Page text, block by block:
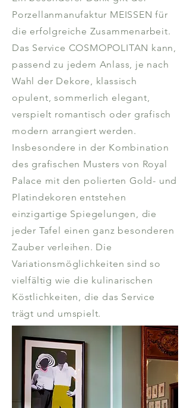
Porzellanmanufaktur MEISSEN für
die erfolgreiche Zusammenarbeit.
Das Service COSMOPOLITAN kann,
passend zu jedem Anlass, je nach
Wahl der Dekore, klassisch
opulent, sommerlich elegant,
verspielt romantisch oder grafisch
modern arrangiert werden.
Insbesondere in der Kombination
des grafischen Musters von Royal
Palace mit den polierten Gold- und
Platindekoren entstehen
einzigartige Spiegelungen, die
jeder Tafel einen ganz besonderen
Zauber verleihen. Die
Variationsmöglichkeiten sind so
vielfältig wie die kulinarischen
Köstlichkeiten, die das Service
trägt und umspielt.